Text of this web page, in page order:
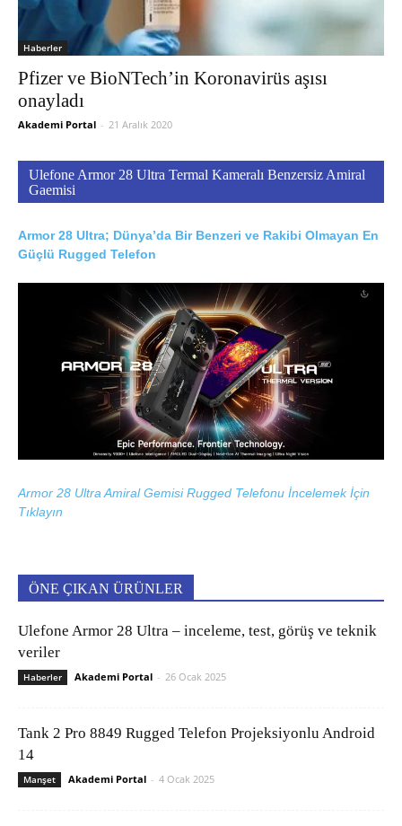
Haberler
Pfizer ve BioNTech’in Koronavirüs aşısı
onayladı
Akademi Portal - 21 Aralık 2020
Ulefone Armor 28 Ultra Termal Kameralı Benzersiz Amiral
Gaemisi
Armor 28 Ultra; Dünya’da Bir Benzeri ve Rakibi Olmayan En
Güçlü Rugged Telefon
Armor 28 Ultra Amiral Gemisi Rugged Telefonu İncelemek İçin
Tıklayın
ÖNE ÇIKAN ÜRÜNLER
Ulefone Armor 28 Ultra – inceleme, test, görüş ve teknik
veriler
Haberler Akademi Portal - 26 Ocak 2025
Tank 2 Pro 8849 Rugged Telefon Projeksiyonlu Android
14
Manşet Akademi Portal - 4 Ocak 2025